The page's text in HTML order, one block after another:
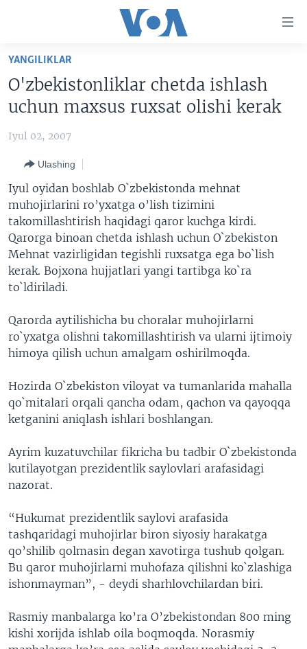
Boshiga
qayting
Qidiruvga
o'ting
AMERIKA
VATANDOSHLAR
MULTIMEDIA
AMERIKA MANZARALARI
XALQARO HAYOT
VASHINGTON CHOYXONASI
MOBIL-SALOM!
VIDEO
XABARLAR SURATLARDA
IJTIMOIY TARMOQLAR
FACEBOOK
YOUTUBE
INSTAGRAM
ODNOKLASSNIKI
TELEGRAM
SOUNDCLOUD
INGLIZ TILI DARSLARI
EDITORIAL
VOA
YANGILIKLAR
O'zbekistonliklar chetda ishlash
uchun maxsus ruxsat olishi kerak
Iyul 02, 2007
Ulashing
Iyul oyidan boshlab O`zbekistonda mehnat
muhojirlarini ro’yxatga o’lish tizimini
takomillashtirish haqidagi qaror kuchga kirdi.
Qarorga binoan chetda ishlash uchun O`zbekiston
Mehnat vazirligidan tegishli ruxsatga ega bo`lish
kerak. Bojxona hujjatlari yangi tartibga ko`ra
to`ldiriladi.
Qarorda aytilishicha bu choralar muhojirlarni
ro`yxatga olishni takomillashtirish va ularni ijtimoiy
himoya qilish uchun amalgam oshirilmoqda.
Hozirda O`zbekiston viloyat va tumanlarida mahalla
qo`mitalari orqali qancha odam, qachon va qayoqqa
ketganini aniqlash ishlari boshlangan.
Ayrim kuzatuvchilar fikricha bu tadbir O`zbekistonda
kutilayotgan prezidentlik saylovlari arafasidagi
nazorat.
“Hukumat prezidentlik saylovi arafasida
tashqaridagi muhojirlar biron siyosiy harakatga
qo’shilib qolmasin degan xavotirga tushub qolgan.
Bu qaror muhojirlarni muhofaza qilishni ko`zlashiga
ishonmayman”, - deydi sharhlovchilardan biri.
Rasmiy manbalarga ko’ra O’zbekistondan 800 ming
kishi xorijda ishlab oila boqmoqda. Norasmiy